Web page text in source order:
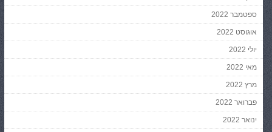
ספטמבר 2022
אוגוסט 2022
יולי 2022
מאי 2022
מרץ 2022
פברואר 2022
ינואר 2022